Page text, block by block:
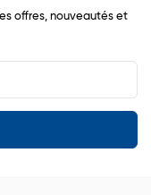
offres, nouveautés et